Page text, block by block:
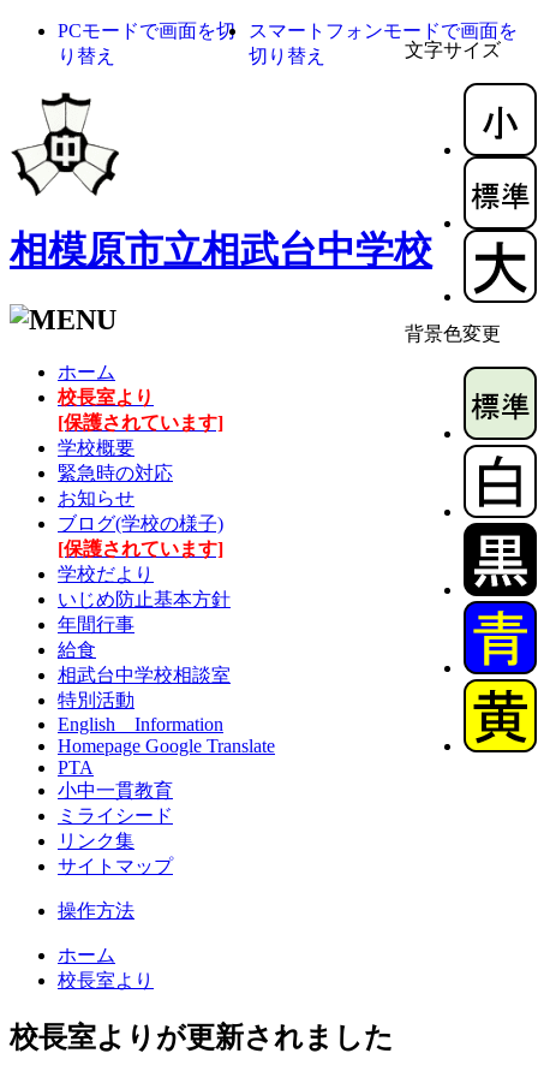
文字サイズ
背景色変更
PCモードで画面を切
り替え
スマートフォンモードで画面を
切り替え
相模原市立相武台中学校
ホーム
校長室より
[保護されています]
学校概要
緊急時の対応
お知らせ
ブログ(学校の様子)
[保護されています]
学校だより
いじめ防止基本方針
年間行事
給食
相武台中学校相談室
特別活動
English Information
Homepage Google Translate
PTA
小中一貫教育
ミライシード
リンク集
サイトマップ
操作方法
ホーム
校長室より
校長室よりが更新されました